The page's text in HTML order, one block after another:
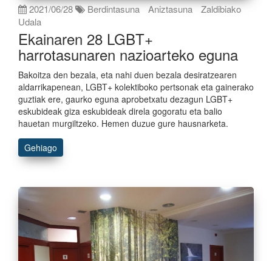
2021/06/28 Berdintasuna Aniztasuna
Zaldibiako
Udala
Ekainaren 28 LGBT+
harrotasunaren nazioarteko eguna
Bakoitza den bezala, eta nahi duen bezala desiratzearen
aldarrikapenean, LGBT+ kolektiboko pertsonak eta gainerako
guztiak ere, gaurko eguna aprobetxatu dezagun LGBT+
eskubideak giza eskubideak direla gogoratu eta balio
hauetan murgiltzeko. Hemen duzue gure hausnarketa.
Gehiago